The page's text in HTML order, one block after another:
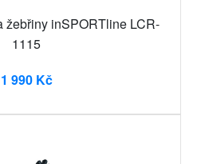
žebřiny inSPORTline LCR-
1115
1 990 Kč